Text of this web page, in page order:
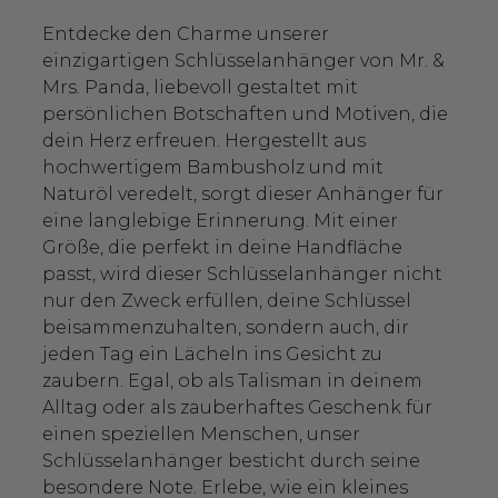
Entdecke den Charme unserer
einzigartigen Schlüsselanhänger von Mr. &
Mrs. Panda, liebevoll gestaltet mit
persönlichen Botschaften und Motiven, die
dein Herz erfreuen. Hergestellt aus
hochwertigem Bambusholz und mit
Naturöl veredelt, sorgt dieser Anhänger für
eine langlebige Erinnerung. Mit einer
Größe, die perfekt in deine Handfläche
passt, wird dieser Schlüsselanhänger nicht
nur den Zweck erfüllen, deine Schlüssel
beisammenzuhalten, sondern auch, dir
jeden Tag ein Lächeln ins Gesicht zu
zaubern. Egal, ob als Talisman in deinem
Alltag oder als zauberhaftes Geschenk für
einen speziellen Menschen, unser
Schlüsselanhänger besticht durch seine
besondere Note. Erlebe, wie ein kleines